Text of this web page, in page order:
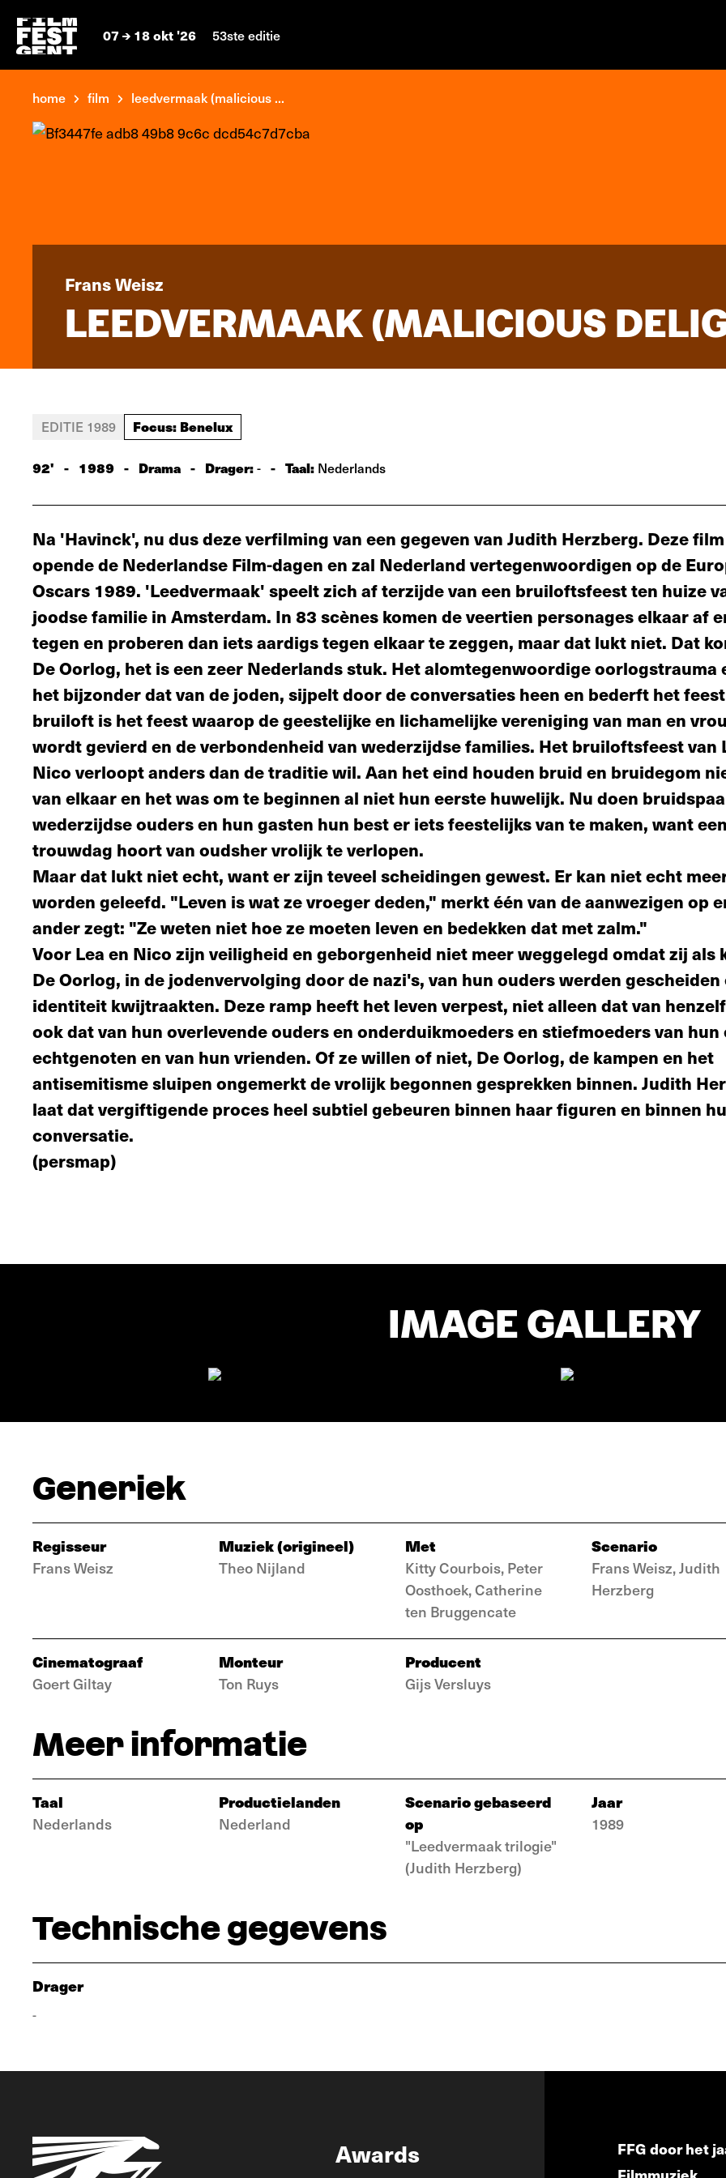
07 18 okt '26 53ste editie
home film leedvermaak (malicious ...
Frans Weisz
LEEDVERMAAK (MALICIOUS
EDITIE 1989 Focus: Benelux
92' - 1989 - Drama - Drager:- - Taal: Nederlands
Na 'Havinck', nu dus deze verfilming van een gegeven van Judith Herzberg. Deze film
opende de Nederlandse Film-dagen en zal Nederland vertegenwoordigen op de
Oscars 1989. 'Leedvermaak' speelt zich af terzijde van een bruiloftsfeest ten huize
joodse familie in Amsterdam. In 83 scènes komen de veertien personages elkaar af
tegen en proberen dan iets aardigs tegen elkaar te zeggen, maar dat lukt niet. Dat
De Oorlog, het is een zeer Nederlands stuk. Het alomtegenwoordige oorlogstrauma
het bijzonder dat van de joden, sijpelt door de conversaties heen en bederft het
bruiloft is het feest waarop de geestelijke en lichamelijke vereniging van man en
wordt gevierd en de verbondenheid van wederzijdse families. Het bruiloftsfeest van
Nico verloopt anders dan de traditie wil. Aan het eind houden bruid en bruidegom
van elkaar en het was om te beginnen al niet hun eerste huwelijk. Nu doen
wederzijdse ouders en hun gasten hun best er iets feestelijks van te maken, want
trouwdag hoort van oudsher vrolijk te verlopen.
Maar dat lukt niet echt, want er zijn teveel scheidingen gewest. Er kan niet echt
worden geleefd. "Leven is wat ze vroeger deden," merkt één van de aanwezigen op
ander zegt: "Ze weten niet hoe ze moeten leven en bedekken dat met zalm."
Voor Lea en Nico zijn veiligheid en geborgenheid niet meer weggelegd omdat zij als
De Oorlog, in de jodenvervolging door de nazi's, van hun ouders werden gescheiden
identiteit kwijtraakten. Deze ramp heeft het leven verpest, niet alleen dat van
ook dat van hun overlevende ouders en onderduikmoeders en stiefmoeders van hun
echtgenoten en van hun vrienden. Of ze willen of niet, De Oorlog, de kampen en het
antisemitisme sluipen ongemerkt de vrolijk begonnen gesprekken binnen. Judith
laat dat vergiftigende proces heel subtiel gebeuren binnen haar figuren en binnen
conversatie.
(persmap)
IMAGE GALLERY
Generiek
Regisseur
Frans Weisz
Muziek (origineel)
Theo Nijland
Met
Kitty Courbois, Peter
Oosthoek, Catherine
ten Bruggencate
Scenario
Frans Weisz, Judith
Herzberg
Cinematograaf
Goert Giltay
Monteur
Ton Ruys
Producent
Gijs Versluys
Meer informatie
Taal
Nederlands
Productielanden
Nederland
Scenario gebaseerd
op
"Leedvermaak trilogie"
(Judith Herzberg)
Jaar
1989
Technische gegevens
Drager
-
Awards
FFG door het